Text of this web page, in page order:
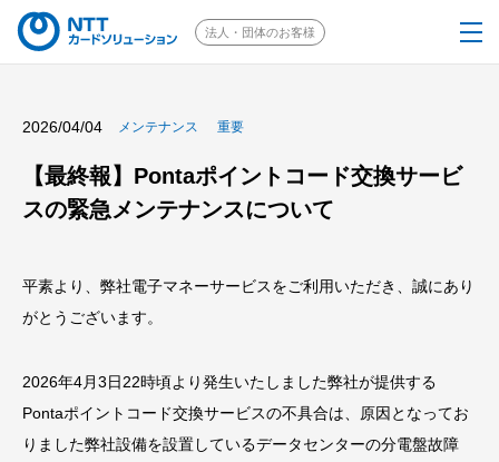
法人・団体のお客様
EJOICAとは
採用事例
ソリューション
2026/04/04 メンテナンス 重要
【最終報】Pontaポイントコード交換サービ
スの緊急メンテナンスについて
平素より、弊社電子マネーサービスをご利用いただき、誠にあり
がとうございます。
2026年4月3日22時頃より発生いたしました弊社が提供する
Pontaポイントコード交換サービスの不具合は、原因となってお
りました弊社設備を設置しているデータセンターの分電盤故障